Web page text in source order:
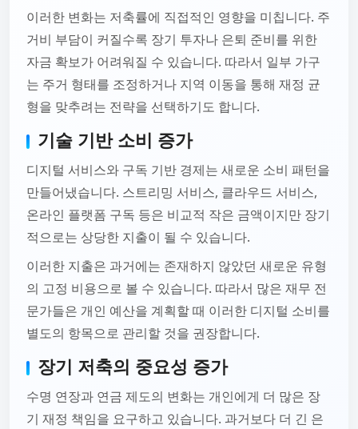
이러한 변화는 저축률에 직접적인 영향을 미칩니다. 주
거비 부담이 커질수록 장기 투자나 은퇴 준비를 위한
자금 확보가 어려워질 수 있습니다. 따라서 일부 가구
는 주거 형태를 조정하거나 지역 이동을 통해 재정 균
형을 맞추려는 전략을 선택하기도 합니다.
기술 기반 소비 증가
디지털 서비스와 구독 기반 경제는 새로운 소비 패턴을
만들어냈습니다. 스트리밍 서비스, 클라우드 서비스,
온라인 플랫폼 구독 등은 비교적 작은 금액이지만 장기
적으로는 상당한 지출이 될 수 있습니다.
이러한 지출은 과거에는 존재하지 않았던 새로운 유형
의 고정 비용으로 볼 수 있습니다. 따라서 많은 재무 전
문가들은 개인 예산을 계획할 때 이러한 디지털 소비를
별도의 항목으로 관리할 것을 권장합니다.
장기 저축의 중요성 증가
수명 연장과 연금 제도의 변화는 개인에게 더 많은 장
기 재정 책임을 요구하고 있습니다. 과거보다 더 긴 은